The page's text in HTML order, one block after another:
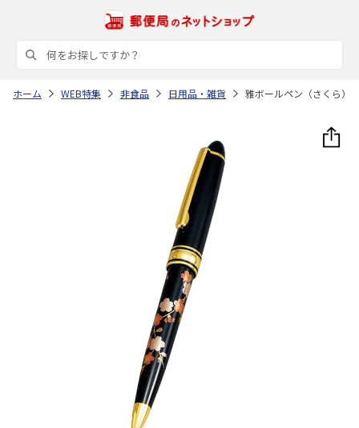
ホーム WEB特集 非食品 日用品・雑貨 雅ボールペン（さくら）